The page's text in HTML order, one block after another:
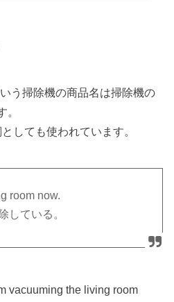
う掃除機の商品名は掃除機の
。
しても使われています。
room now.
している。
vacuuming the living room